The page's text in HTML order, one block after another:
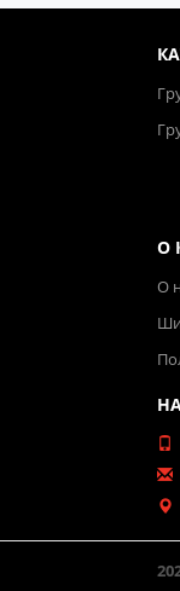
О
О